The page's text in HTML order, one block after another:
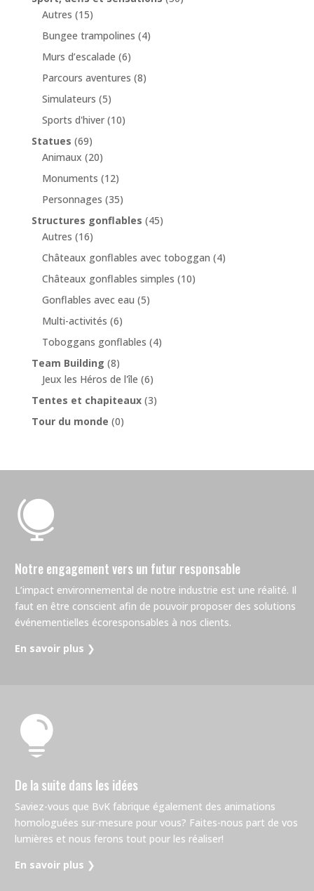
Autres (15)
Bungee trampolines (4)
Murs d’escalade (6)
Parcours aventures (8)
Simulateurs (5)
Sports d'hiver (10)
Statues (69)
Animaux (20)
Monuments (12)
Personnages (35)
Structures gonflables (45)
Autres (16)
Châteaux gonflables avec toboggan (4)
Châteaux gonflables simples (10)
Gonflables avec eau (5)
Multi-activités (6)
Toboggans gonflables (4)
Team Building (8)
Jeux les Héros de l'île (6)
Tentes et chapiteaux (3)
Tour du monde (0)

Notre engagement vers un futur responsable
L’impact environnemental de notre industrie est une réalité. Il
faut en être conscient afin de pouvoir proposer des solutions
événementielles écoresponsables à nos clients.
En savoir plus ❯

De la suite dans les idées
Saviez-vous que BvK fabrique également des animations
homologuées sur-mesure pour vous? Faites-nous part de vos
lumières et nous ferons tout pour les réaliser!
En savoir plus ❯